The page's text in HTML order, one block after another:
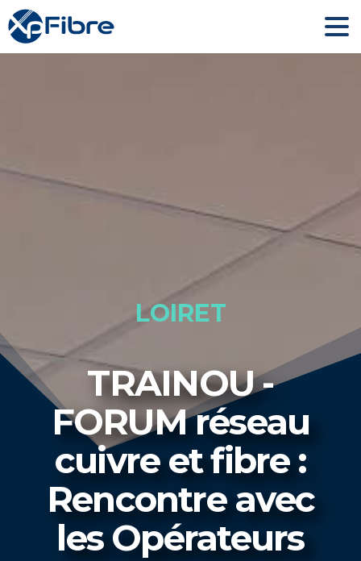
LOIRET
TRAINOU -
FORUM réseau
cuivre et fibre :
Rencontre avec
les Opérateurs